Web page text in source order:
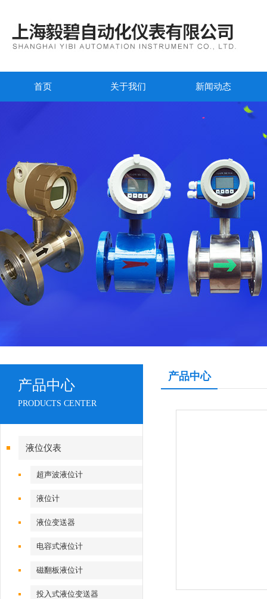
首页 关于我们 新闻动态
产品中心
PRODUCTS CENTER
液位仪表
超声波液位计
液位计
液位变送器
电容式液位计
磁翻板液位计
投入式液位变送器
产品中心